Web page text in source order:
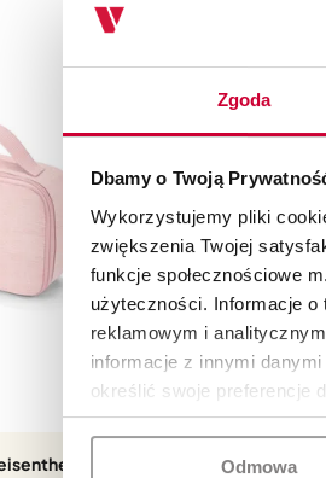
Zgoda
Dbamy o Twoją
Wykorzystujemy pliki
zwiększenia Twojej
funkcje społecznościowe
użyteczności. Informacje
reklamowym i
informacje z innymi
określić swoje preferencje
Odmowa
Twist Blush
Torba THERMOCASE Reisenthel